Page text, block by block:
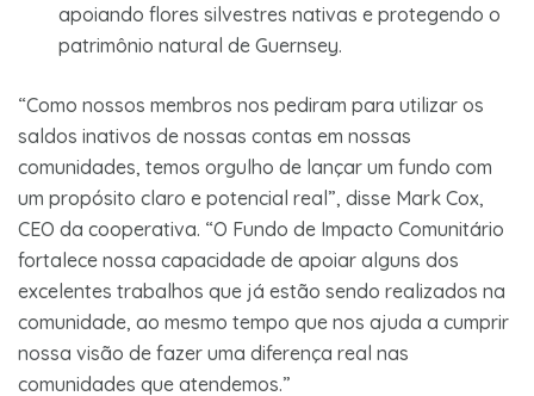
apoiando flores silvestres nativas e protegendo o
patrimônio natural de Guernsey.
“Como nossos membros nos pediram para utilizar os
saldos inativos de nossas contas em nossas
comunidades, temos orgulho de lançar um fundo com
um propósito claro e potencial real”, disse Mark Cox,
CEO da cooperativa. “O Fundo de Impacto Comunitário
fortalece nossa capacidade de apoiar alguns dos
excelentes trabalhos que já estão sendo realizados na
comunidade, ao mesmo tempo que nos ajuda a cumprir
nossa visão de fazer uma diferença real nas
comunidades que atendemos.”